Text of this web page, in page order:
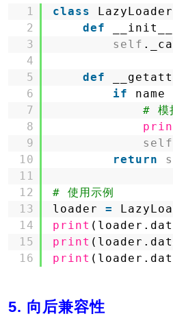
1
2
3
4
5
6
7
8
9
10
11
12
13
14
15
16
class
def
self
def
if
name
# 模
self
return
# 使用示例
loader =
print
print
print
5. 向后兼容性